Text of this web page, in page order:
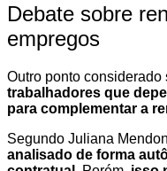
Debate sobre
empregos
Outro ponto
trabalhadores que
para complementar a
Segundo Juliana
analisado de forma